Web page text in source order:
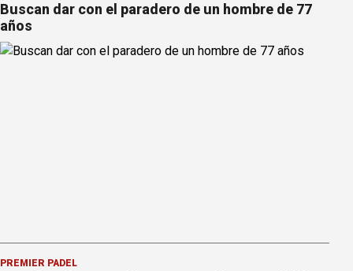
Buscan dar con el paradero de un hombre de 77
años
PREMIER PÁDEL